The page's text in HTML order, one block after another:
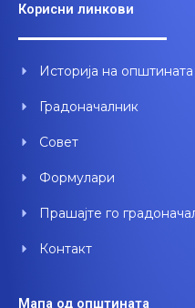
b
o
k
u
b
e
d
n
Корисни линкови
Историја на општината
Градоначалник
Совет
Формулари
Прашајте го
Контакт
Мапа од општината